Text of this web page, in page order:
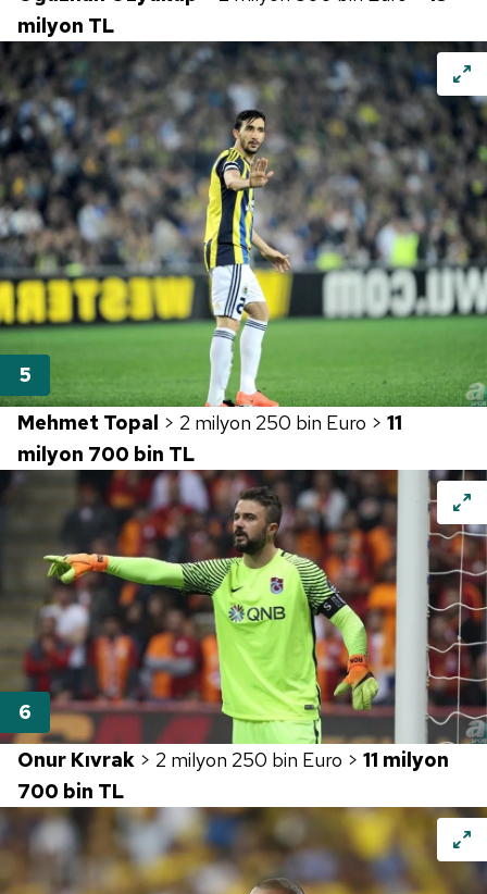
milyon TL
Mehmet Topal > 2 milyon 250 bin Euro > 11
milyon 700 bin TL
Onur Kıvrak > 2 milyon 250 bin Euro > 11 milyon
700 bin TL